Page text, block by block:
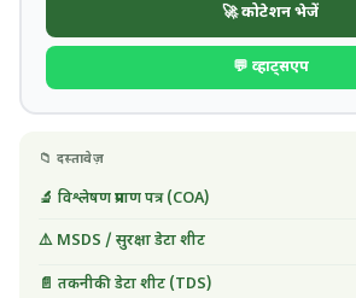
🚀 कोटेशन भेजें
💬 व्हाट्सएप
📁 दस्तावेज़
🔬 विश्लेषण प्रमाण पत्र (COA)
⚠️ MSDS / सुरक्षा डेटा शीट
📄 तकनीकी डेटा शीट (TDS)